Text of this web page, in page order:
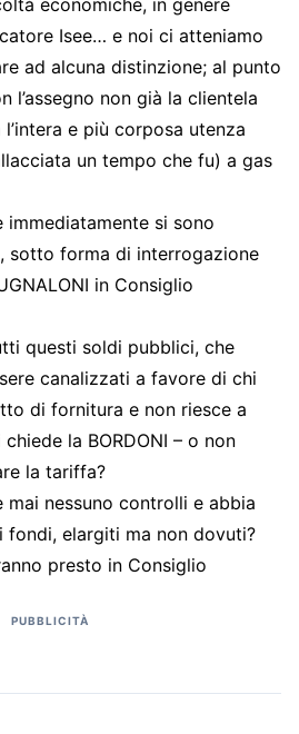
Isee… e noi ci atteniamo
ad alcuna distinzione; al punto
l’assegno non già la clientela
e più corposa utenza
un tempo che fu) a gas
si sono
sotto forma di interrogazione
in Consiglio
questi soldi pubblici, che
canalizzati a favore di chi
di fornitura e non riesce a
la BORDONI – o non
la tariffa?
mai nessuno controlli e abbia
fondi, elargiti ma non dovuti?
presto in Consiglio
PUBBLICITÀ